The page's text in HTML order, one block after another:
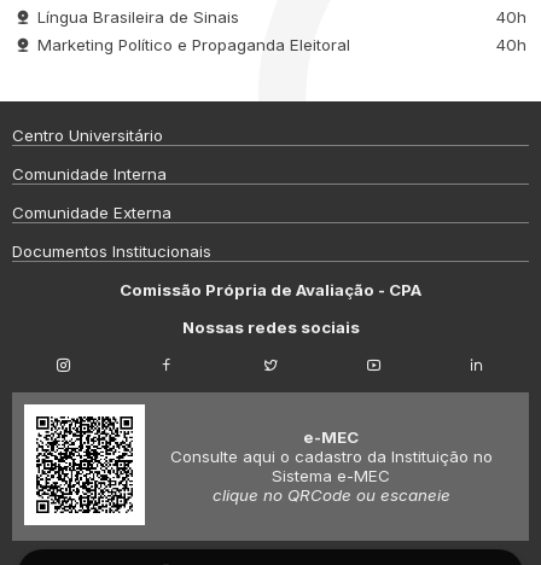
Língua Brasileira de Sinais
40h
Marketing Político e Propaganda Eleitoral
40h
Centro Universitário
Comunidade Interna
Comunidade Externa
Documentos Institucionais
Comissão Própria de Avaliação - CPA
Nossas redes sociais
e-MEC
Consulte aqui o cadastro da Instituição no
Sistema e-MEC
clique no QRCode ou escaneie